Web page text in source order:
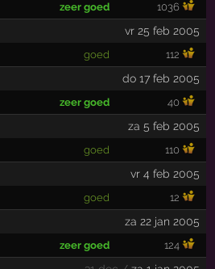
zeer goed 1036
vr 25 feb 2005
goed 112
do 17 feb 2005
zeer goed 40
za 5 feb 2005
goed 110
vr 4 feb 2005
goed 12
za 22 jan 2005
zeer goed 124